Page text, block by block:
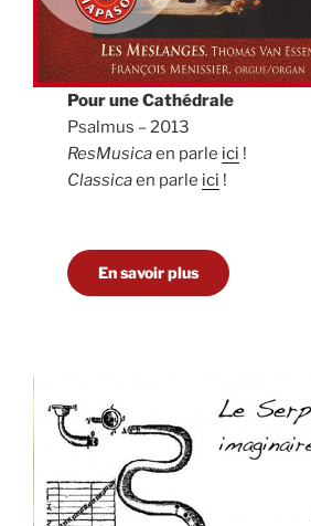
Pour une Cathédrale
Psalmus – 2013
ResMusicaen parle ici !
Classicaen parle ici !
En savoir plus